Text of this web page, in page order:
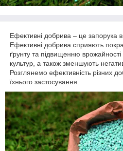
Ефективні добрива – це запорука
Ефективні добрива сприяють
ґрунту та підвищенню врожайності
культур, а також зменшують
Розглянемо ефективність різних
їхнього застосування.